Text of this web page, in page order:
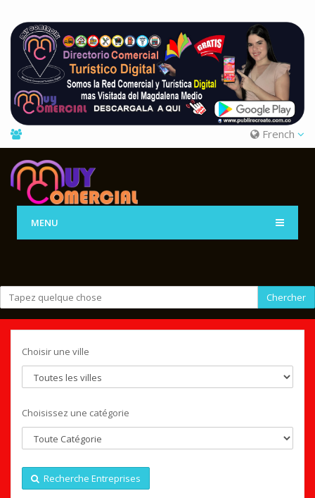
French
MENU
Chercher
Choisir une ville
Choisissez une catégorie
Recherche Entreprises